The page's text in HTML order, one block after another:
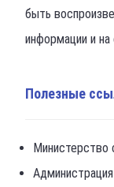
быть
информации и
Полезные
Министерство